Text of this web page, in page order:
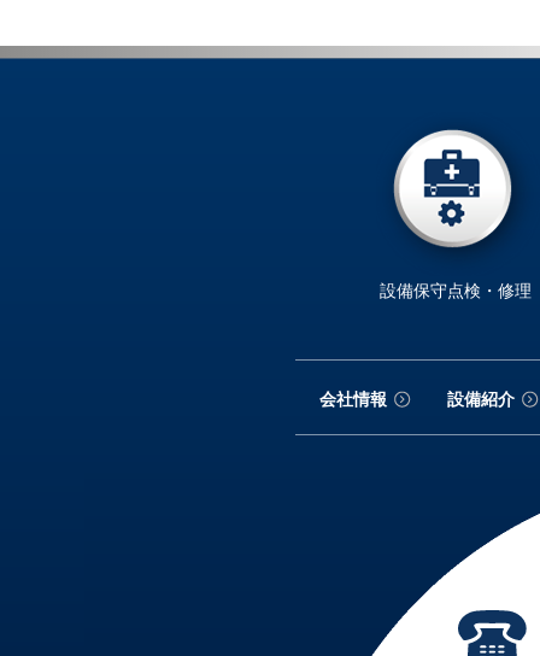
設備保守点検・修理
会社情報 設備紹介